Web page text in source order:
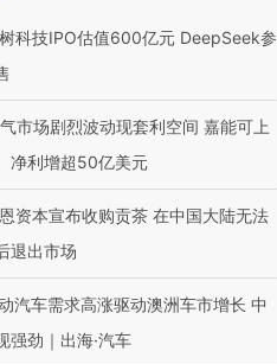
科技IPO估值600亿元 DeepSeek参
市场剧烈波动现套利空间 嘉能可上
净利增超50亿美元
资本宣布收购贡茶 在中国大陆无法
退出市场
汽车需求高涨驱动澳洲车市增长 中
强劲｜出海·汽车